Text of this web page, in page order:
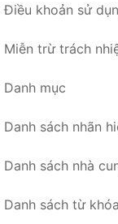
Điều khoản sử
Miễn trừ trách
Danh mục
Danh sách nhãn
Danh sách nhà
Danh sách từ khóa